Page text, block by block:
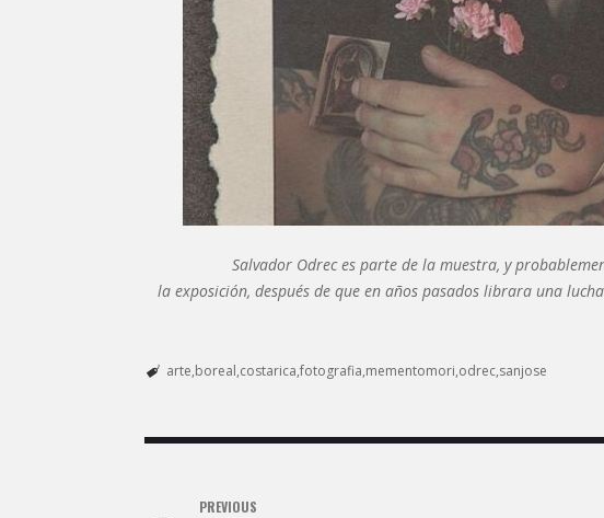
Salvador Odrec es parte de la muestra, y
la exposición, después de que en años pasados librara una
arte boreal costarica fotografia mementomori odrec sanjose
PREVIOUS